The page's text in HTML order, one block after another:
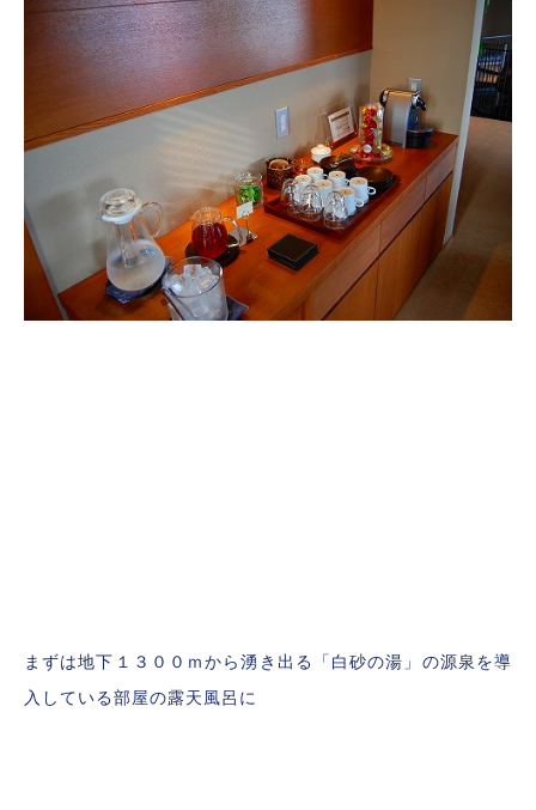
まずは地下１３００ｍから湧き出る「白砂の湯」の源泉を導
入している部屋の露天風呂に